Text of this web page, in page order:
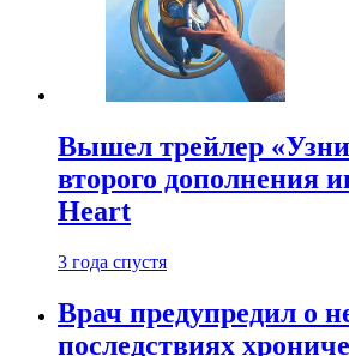
Вышел трейлер
второго дополнения
Heart
3 года спустя
Врач предупредил о
последствиях